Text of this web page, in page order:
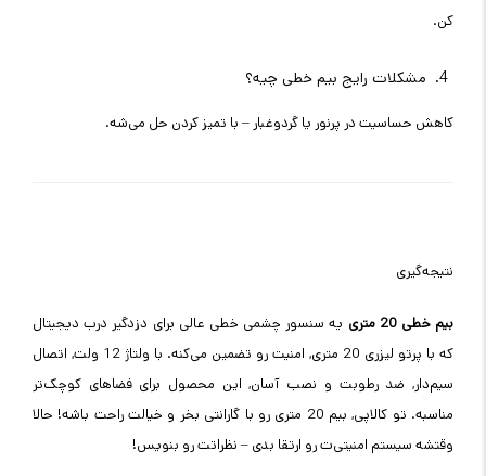
کن.
مشکلات رایج بیم خطی چیه؟
کاهش حساسیت در پرنور یا گردوغبار – با تمیز کردن حل می‌شه.
نتیجه‌گیری
بیم خطی 20 متری
یه سنسور چشمی خطی عالی برای دزدگیر درب دیجیتال
که با پرتو لیزری 20 متری, امنیت رو تضمین می‌کنه. با ولتاژ 12 ولت, اتصال
سیم‌دار, ضد رطوبت و نصب آسان, این محصول برای فضاهای کوچک‌تر
مناسبه. تو کالاپی, بیم 20 متری رو با گارانتی بخر و خیالت راحت باشه! حالا
وقتشه سیستم امنیتی‌ت رو ارتقا بدی – نظراتت رو بنویس!